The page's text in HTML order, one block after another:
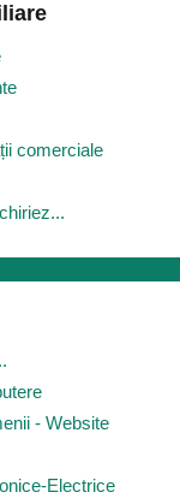
comerciale
- Website
Electrice